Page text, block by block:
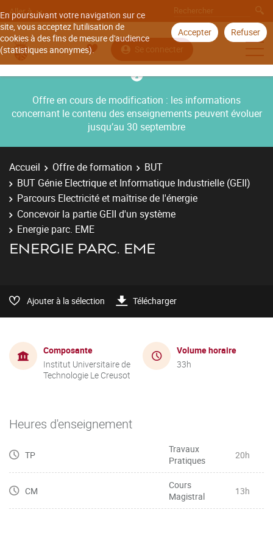
En poursuivant votre navigation sur ce
site, vous acceptez l'utilisation de
cookies à des fins de mesure d'audience
(statistiques anonymes).
Accepter Refuser
Aller à
Se connecter
Offre en cours de modification : les informations
concernant le contenu des enseignements peuvent évoluer
jusqu’au 30 septembre
Accueil Offre de formation
BUT
BUT Génie Electrique et Informatique Industrielle (GEII)
Parcours Electricité et maîtrise de l'énergie
Concevoir la partie GEII d'un système
Energie parc. EME
ENERGIE PARC. EME
Ajouter à la sélection Télécharger
Composante
Institut Universitaire de
Technologie Le Creusot
Volume horaire
33h
Heures d'enseignement
TP
Travaux
Pratiques
20h
CM
Cours
Magistral
13h